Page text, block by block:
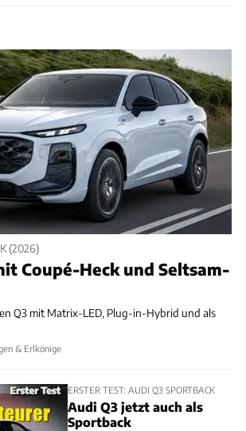
(2026)
Coupé-Heck und Seltsam-
Q3 mit Matrix-LED, Plug-in-Hybrid und als
& Erlkönige
ERSTER TEST: AUDI Q3 SPORTBACK
Audi Q3 jetzt auch als
Sportback